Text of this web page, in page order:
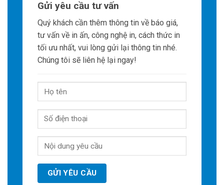
Gửi yêu cầu tư vấn
Quý khách cần thêm thông tin về báo giá,
tư vấn về in ấn, công nghệ in, cách thức in
tối ưu nhất, vui lòng gửi lại thông tin nhé.
Chúng tôi sẽ liên hệ lại ngay!